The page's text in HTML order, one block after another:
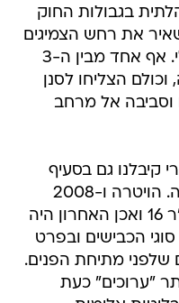
בגבולות החוק
את רחש הצמיגים
והרוחות העזות בטווח הנורמלי. אף אחד מבין ה-3
הצליחו לסנן
וסביבה אל מרחב
קיבלנו גם בסעיף
הנוחות והטיפול בקרעי הסלילה. הויטרה ו-2008
נועלים חישוקי 17 אינץ', הקפצ'ר 16 ואכן האחרון היה
הכבישים ובפרט
שלפני מתיחת הפנים.
"ערוכים" כעת